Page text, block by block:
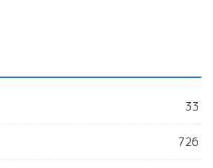
33
726